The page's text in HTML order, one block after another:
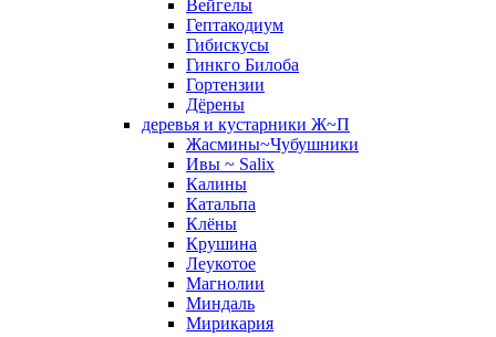
Вейгелы
Гептакодиум
Гибискусы
Гинкго Билоба
Гортензии
Дёрены
деревья и кустарники Ж~П
Жасмины~Чубушники
Ивы ~ Salix
Калины
Катальпа
Клёны
Крушина
Леукотое
Магнолии
Миндаль
Мирикария